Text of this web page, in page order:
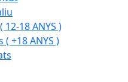
18 ANYS )
( +18 ANYS )